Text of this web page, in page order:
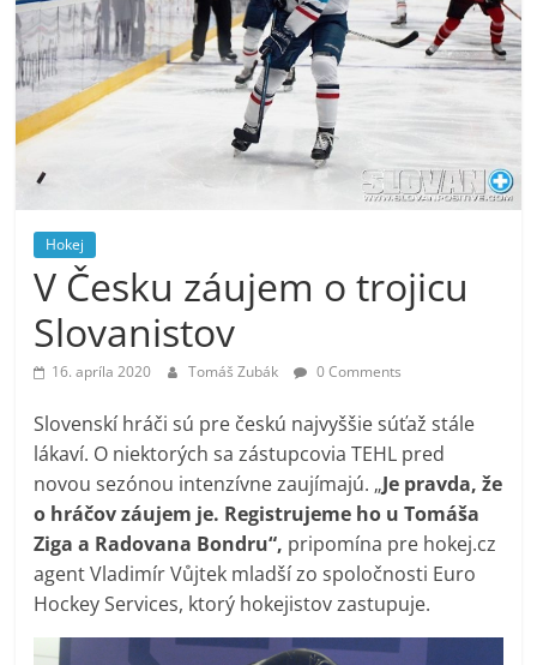
Hokej
V Česku záujem o trojicu
Slovanistov
16. apríla 2020 Tomáš Zubák 0 Comments
Slovenskí hráči sú pre českú najvyššie súťaž stále
lákaví. O niektorých sa zástupcovia TEHL pred
novou sezónou intenzívne zaujímajú. „Je pravda, že
o hráčov záujem je. Registrujeme ho u Tomáša
Ziga a Radovana Bondru“, pripomína pre hokej.cz
agent Vladimír Vůjtek mladší zo spoločnosti Euro
Hockey Services, ktorý hokejistov zastupuje.